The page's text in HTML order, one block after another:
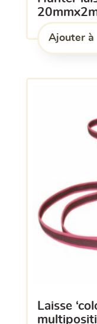
Ajouter à
l'une de
laisse ‘color gomme’